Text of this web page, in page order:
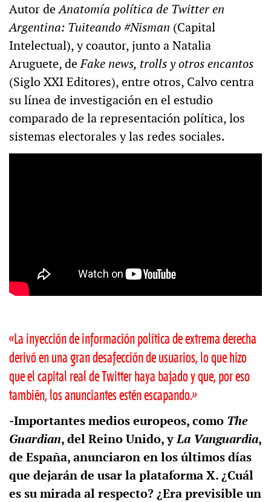
Autor deAnatomía política de Twitter en
Argentina: Tuiteando #Nisman (Capital
Intelectual), y coautor, junto a Natalia
Aruguete, deFake news, trolls y otros encantos
(Siglo XXI Editores), entre otros, Calvo centra
su línea de investigación en el estudio
comparado de la representación política, los
sistemas electorales y las redes sociales.
«La inyección de información política de extrema derecha
derivó en una gran desafección de usuarios, lo que hizo
que el capital real de Twitter haya bajado y que, por eso
también, los anunciantes estén escapando.»
‒Importantes medios europeos, como The
Guardian, del Reino Unido, yLa Vanguardia,
de España, anunciaron en los últimos días
que dejarán de usar la plataforma X. ¿Cuál
es su mirada al respecto? ¿Era previsible un